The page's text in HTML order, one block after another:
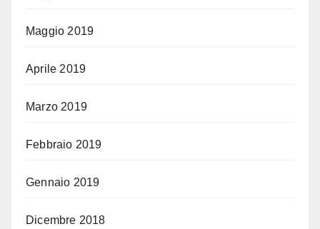
Maggio 2019
Aprile 2019
Marzo 2019
Febbraio 2019
Gennaio 2019
Dicembre 2018